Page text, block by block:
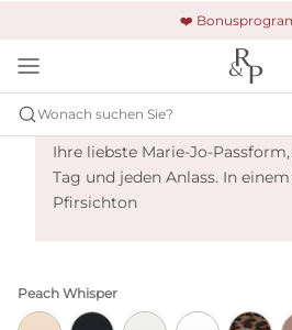
❤️
🚚 Kostenloser Versand
🔒 Gesicherte
Wonach suchen Sie?
Marie Jo Tom - Peach
Ihre liebste Marie-Jo-
Tag und jeden Anlass. In
Pfirsichton
Peach Whisper